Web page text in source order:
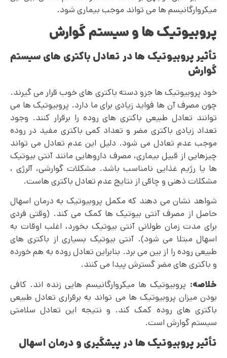
میکروارگانیسم ها می تواند موجب بیماری شود.
پروبیوتیک ها و سیستم گوارش
تأثیر پروبیوتیک ها در تعادل باکتری های سیستم
گوارش
خود پروبیوتیک ها جزو دسته باکتری های خوب قرار می گیرند.
چون مصرف آن ها فواید زیادی برای ما دارد. پروبیوتیک ها می
توانند تعادل طبیعی باکتری های روده را برقرار کنند. وجود
تعداد زیادی باکتری مضر و تعداد کمی باکتری مفید در روده
موجب عدم تعادل می شود. دلیل این عدم تعادل می تواند
چیزهایی از قبیل بیماری، مصرف داروهایی مانند آنتی بیوتیک
ها یا رژیم غذایی نامناسب باشد. مشکلات گوارشی، آلرژی ،
مشکلات ذهنی و چاقی از نتایج عدم تعادل باکتری هاست.
شواهد نشان می دهند که مکمل پروبیوتیک به درمان اسهال
حاصل از مصرف آنتی بیوتیک ها کمک می کند. (وقتی فردی
برای مدت زمان طولانی آنتی بیوتیک بخورد، اغلب اوقات به
اسهال مبتلا می شود). آنتی بیوتیک بسیاری از باکتری های
طبیعی روده را از بین می برد. بنابراین تعادل روده به هم خورده
و باکتری های مضر گسترش پیدا می کنند.
خلاصه: پروبیوتیک ها میکروارگانیسم هایی زنده اند. کافی
بودن میزان پروبیوتیک ها می تواند به برقراری تعادل طبیعی
باکتری های روده کمک کند. و نتیجه این تعادل سلامتی
سیستم گوارش است.
تأثیر پروبیوتیک ها در پیشگیری و درمان اسهال